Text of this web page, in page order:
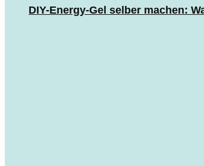
DIY-Energy-Gel selber machen: